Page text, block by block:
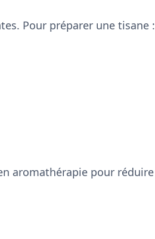
Pour préparer une tisane :
aromathérapie pour réduire